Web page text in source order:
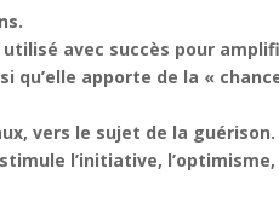
avec succès pour
qu’elle apporte de la «
vers le sujet de la guérison.
l’initiative, l’optimisme,